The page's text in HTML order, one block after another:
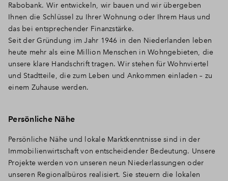
Rabobank. Wir entwickeln, wir bauen und wir übergeben
Ihnen die Schlüssel zu Ihrer Wohnung oder Ihrem Haus und
das bei entsprechender Finanzstärke.
Seit der Gründung im Jahr 1946 in den Niederlanden leben
heute mehr als eine Million Menschen in Wohngebieten, die
unsere klare Handschrift tragen. Wir stehen für Wohnviertel
und Stadtteile, die zum Leben und Ankommen einladen – zu
einem Zuhause werden.
Persönliche Nähe
Persönliche Nähe und lokale Marktkenntnisse sind in der
Immobilienwirtschaft von entscheidender Bedeutung. Unsere
Projekte werden von unseren neun Niederlassungen oder
unseren Regionalbüros realisiert. Sie steuern die lokalen